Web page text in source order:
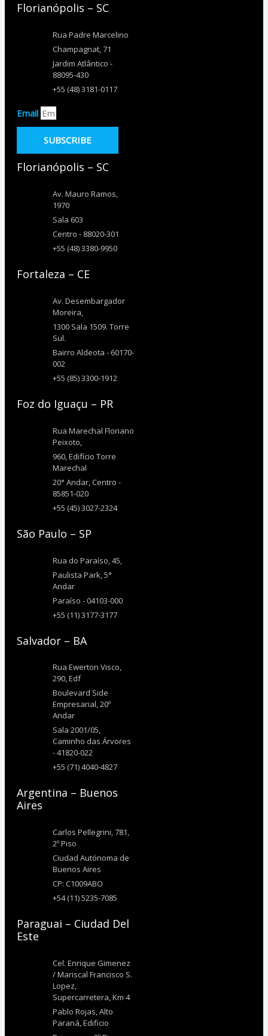
Florianópolis – SC
Rua Padre Marcelino
Champagnat, 71
Jardim Atlântico -
88095-430
+55 (48) 3181-0117
Email
SUBSCRIBE
Florianópolis – SC
Av. Mauro Ramos,
1970
Sala 603
Centro - 88020-301
+55 (48) 3380-9950
Fortaleza – CE
Av. Desembargador
Moreira,
1300 Sala 1509. Torre
Sul.
Bairro Aldeota - 60170-
002
+55 (85) 3300-1912
Foz do Iguaçu – PR
Rua Marechal Floriano
Peixoto,
960, Edifício Torre
Marechal
20° Andar, Centro -
85851-020
+55 (45) 3027-2324
São Paulo – SP
Rua do Paraíso, 45,
Paulista Park, 5°
Andar
Paraíso - 04103-000
+55 (11) 3177-3177
Salvador – BA
Rua Ewerton Visco,
290, Edf
Boulevard Side
Empresarial, 20º
Andar
Sala 2001/05,
Caminho das Árvores
- 41820-022
+55 (71) 4040-4827
Argentina – Buenos
Aires
Carlos Pellegrini, 781,
2º Piso
Ciudad Autónoma de
Buenos Aires
CP: C1009ABO
+54 (11) 5235-7085
Paraguai – Ciudad Del
Este
Cel. Enrique Gimenez
/ Mariscal Francisco S.
Lopez,
Supercarretera, Km 4
Pablo Rojas, Alto
Paraná, Edificio